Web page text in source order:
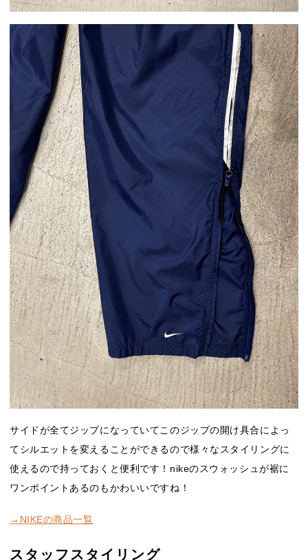
サイドが全てジップになっていてこのジップの開け具合によっ
てシルエットを変えることができるので様々なスタイリングに
使えるので持っておくと便利です！nikeのスウォッシュが裾に
ワンポイントあるのもかわいいですね！
→NIKEの商品一覧
スタッフスタイリング